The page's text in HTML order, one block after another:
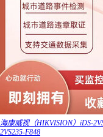
海康威视（HIKVISION）iDS-
2VS235-F848